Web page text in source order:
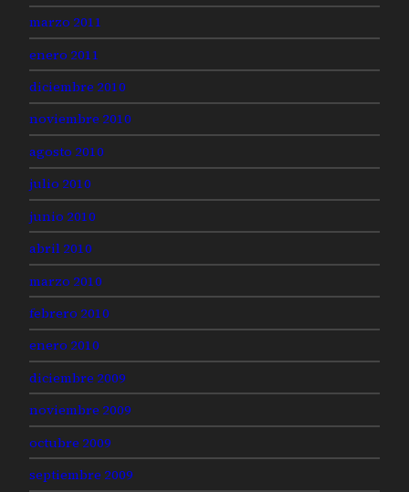
marzo 2011
enero 2011
diciembre 2010
noviembre 2010
agosto 2010
julio 2010
junio 2010
abril 2010
marzo 2010
febrero 2010
enero 2010
diciembre 2009
noviembre 2009
octubre 2009
septiembre 2009